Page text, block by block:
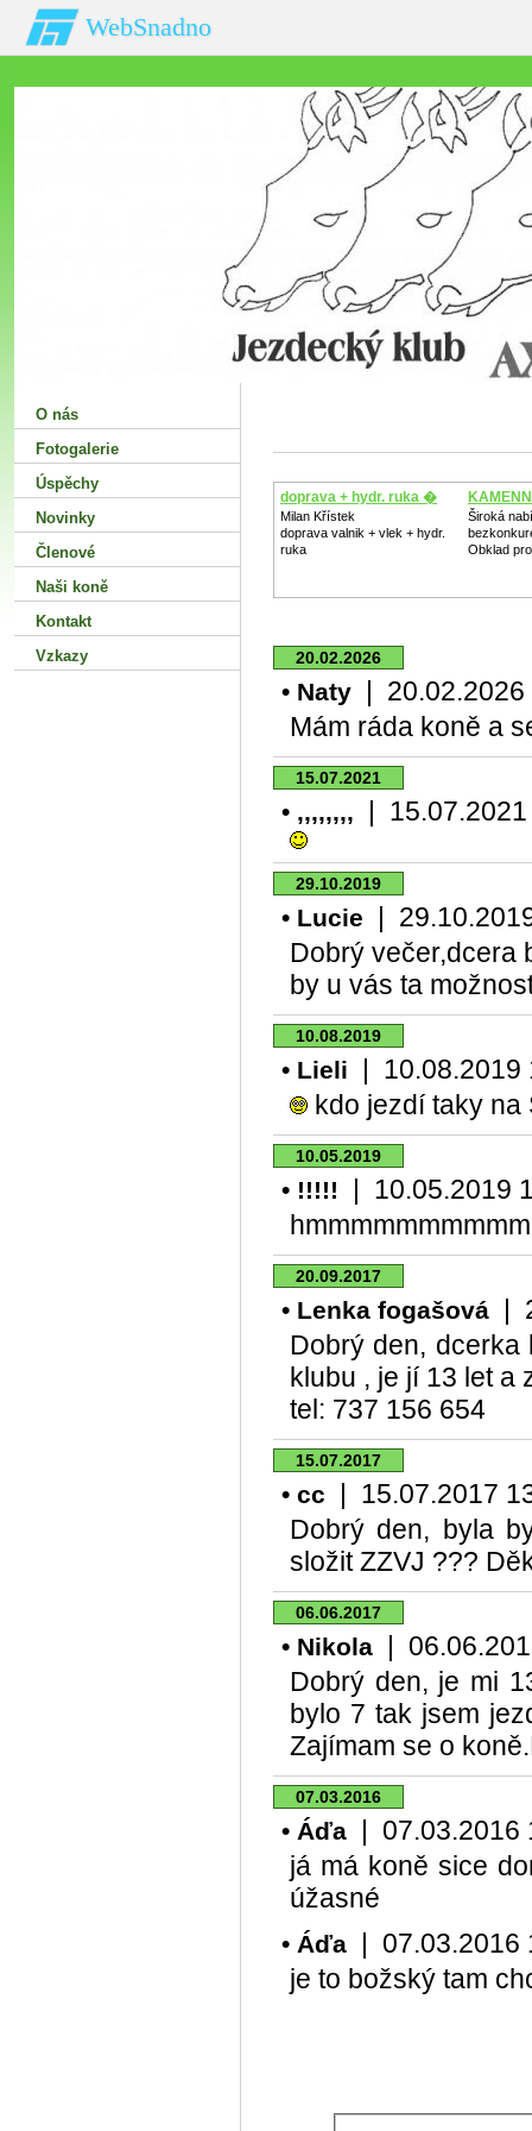
WebSnadno
doprava + hydr. ruka �
Milan Křístek
doprava valnik + vlek + hydr.
ruka
Široká
Obklad
20.02.2026
• Naty |
Mám ráda koně a
15.07.2021
• ,,,,,,,, |
29.10.2019
• Lucie |
Dobrý večer,dcera
by u vás ta
10.08.2019
• Lieli | 10.08.2019
kdo jezdí taky na
10.05.2019
• !!!!!
| 10.05.2019
hmmmmmmmmmm
20.09.2017
• Lenka fogašová |
Dobrý den, dcerka
klubu , je jí 13 let a
tel: 737 156 654
15.07.2017
• cc | 15.07.2017
Dobrý den, byla
složit ZZVJ ???
06.06.2017
• Nikola |
Dobrý den, je mi
bylo 7 tak jsem
Zajímam se o
07.03.2016
• Áďa | 07.03.2016
já má koně sice
úžasné
• Áďa | 07.03.2016
je to božský tam
O nás
Fotogalerie
Úspěchy
Novinky
Členové
Naši koně
Kontakt
Vzkazy